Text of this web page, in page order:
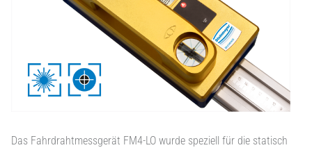
Das Fahrdrahtmessgerät FM4-LO wurde speziell für die statisch